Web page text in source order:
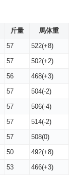
斤量 馬体重
57
522(+8)
57
502(+2)
56 468(+3)
57
504(-2)
57
506(-4)
57 514(-2)
57
508(0)
50
492(+8)
53 466(+3)